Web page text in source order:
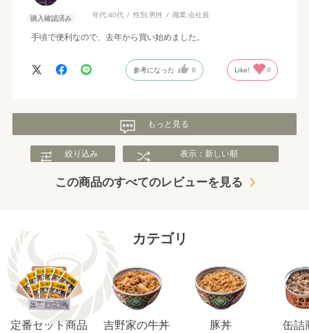
購入確認済み 年代:40代 性別:男性 職業:会社員
手頃で便利なので、去年から買い始めました。
参考になった 0 Like! 0
もっと見る
絞り込み 表示：新しい順
この商品のすべてのレビューを見る
カテゴリ
定番セット商品 吉野家の牛丼 豚丼 缶詰